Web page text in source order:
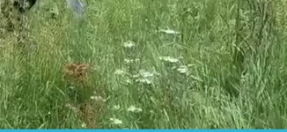
Su ürünleri sektöründe 2025'te...
Türkiye su ürünleri sektörü, 2025
yılında 93 ülkeye yaptığı...
Devamını Oku ->